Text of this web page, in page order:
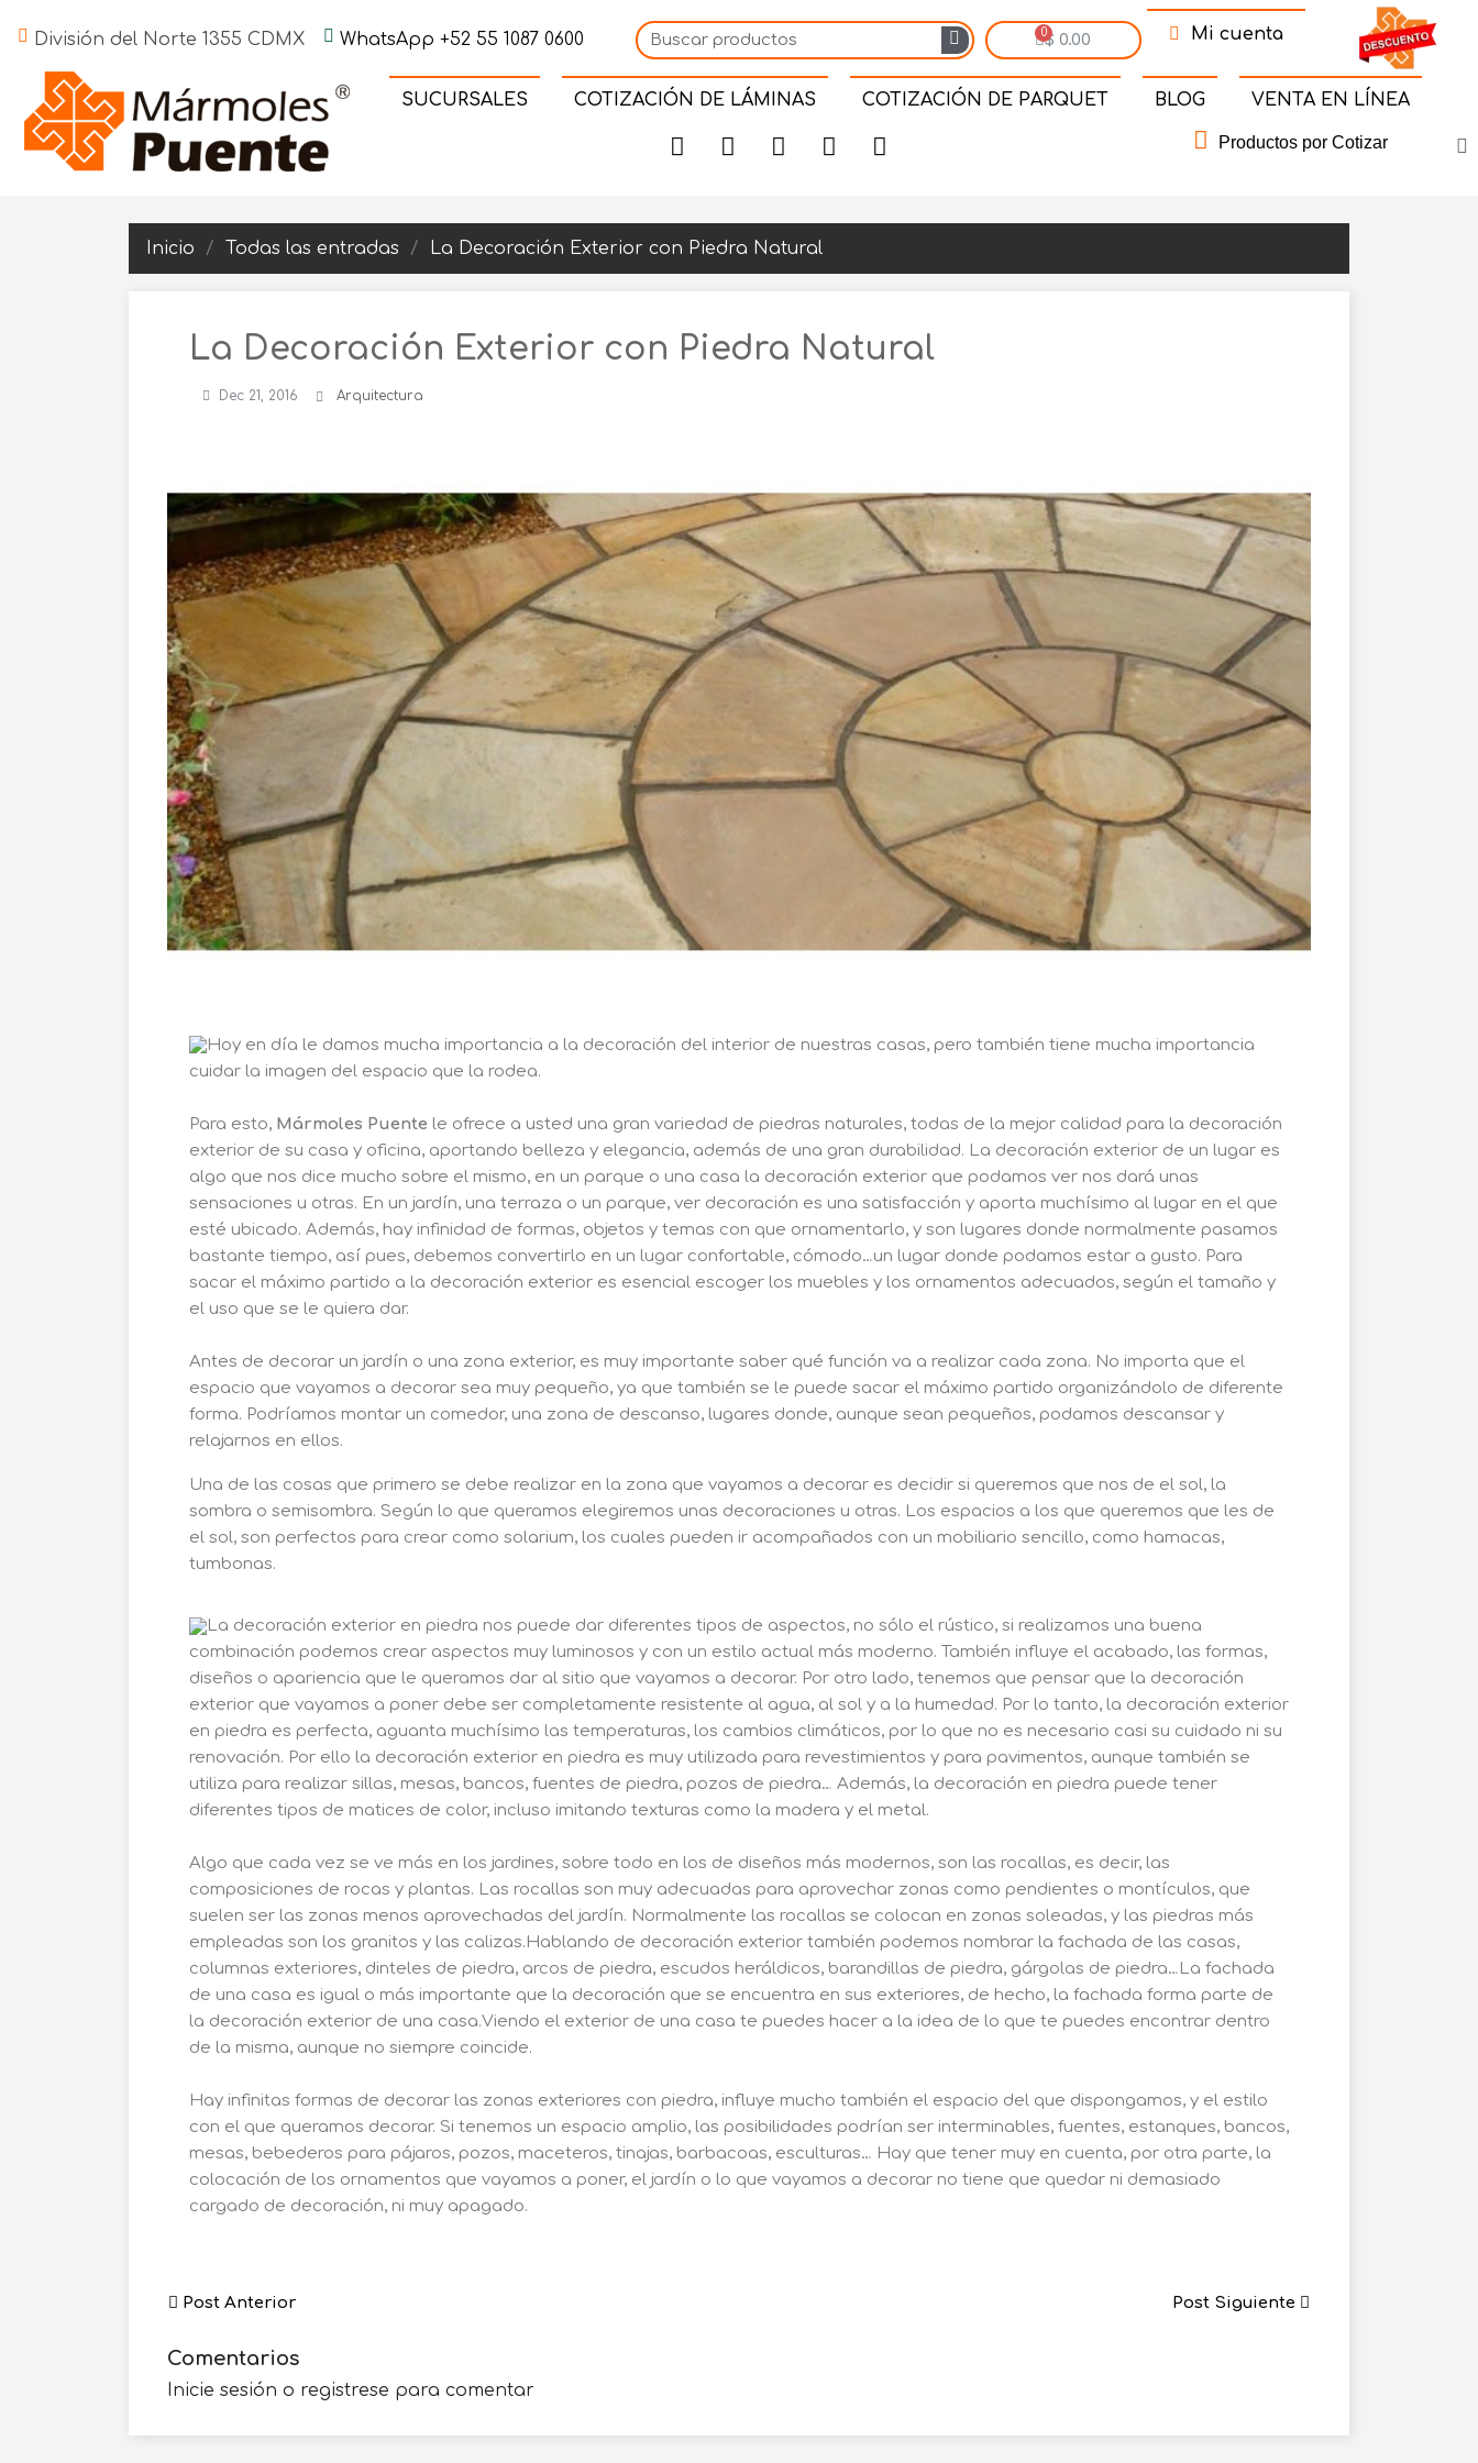
División del Norte 1355 CDMX WhatsApp +52 55 1087 0600 $ 0.00 Mi cuenta
SUCURSALES COTIZACIÓN DE LÁMINAS COTIZACIÓN DE PARQUET BLOG VENTA EN LÍNEA
Productos por Cotizar
Inicio Todas las entradas La Decoración Exterior con Piedra Natural
La Decoración Exterior con Piedra Natural
Dec 21, 2016 Arquitectura
Hoy en día le damos mucha importancia a la decoración del interior de nuestras casas, pero también tiene mucha importancia
cuidar la imagen del espacio que la rodea.
Para esto, Mármoles Puente le ofrece a usted una gran variedad de piedras naturales, todas de la mejor calidad para la decoración
exterior de su casa y oficina, aportando belleza y elegancia, además de una gran durabilidad. La decoración exterior de un lugar es
algo que nos dice mucho sobre el mismo, en un parque o una casa la decoración exterior que podamos ver nos dará unas
sensaciones u otras. En un jardín, una terraza o un parque, ver decoración es una satisfacción y aporta muchísimo al lugar en el que
esté ubicado. Además, hay infinidad de formas, objetos y temas con que ornamentarlo, y son lugares donde normalmente pasamos
bastante tiempo, así pues, debemos convertirlo en un lugar confortable, cómodo…un lugar donde podamos estar a gusto. Para
sacar el máximo partido a la decoración exterior es esencial escoger los muebles y los ornamentos adecuados, según el tamaño y
el uso que se le quiera dar.
Antes de decorar un jardín o una zona exterior, es muy importante saber qué función va a realizar cada zona. No importa que el
espacio que vayamos a decorar sea muy pequeño, ya que también se le puede sacar el máximo partido organizándolo de diferente
forma. Podríamos montar un comedor, una zona de descanso, lugares donde, aunque sean pequeños, podamos descansar y
relajarnos en ellos.
Una de las cosas que primero se debe realizar en la zona que vayamos a decorar es decidir si queremos que nos de el sol, la
sombra o semisombra. Según lo que queramos elegiremos unas decoraciones u otras. Los espacios a los que queremos que les de
el sol, son perfectos para crear como solarium, los cuales pueden ir acompañados con un mobiliario sencillo, como hamacas,
tumbonas.
La decoración exterior en piedra nos puede dar diferentes tipos de aspectos, no sólo el rústico, si realizamos una buena
combinación podemos crear aspectos muy luminosos y con un estilo actual más moderno. También influye el acabado, las formas,
diseños o apariencia que le queramos dar al sitio que vayamos a decorar. Por otro lado, tenemos que pensar que la decoración
exterior que vayamos a poner debe ser completamente resistente al agua, al sol y a la humedad. Por lo tanto, la decoración exterior
en piedra es perfecta, aguanta muchísimo las temperaturas, los cambios climáticos, por lo que no es necesario casi su cuidado ni su
renovación. Por ello la decoración exterior en piedra es muy utilizada para revestimientos y para pavimentos, aunque también se
utiliza para realizar sillas, mesas, bancos, fuentes de piedra, pozos de piedra… Además, la decoración en piedra puede tener
diferentes tipos de matices de color, incluso imitando texturas como la madera y el metal.
Algo que cada vez se ve más en los jardines, sobre todo en los de diseños más modernos, son las rocallas, es decir, las
composiciones de rocas y plantas. Las rocallas son muy adecuadas para aprovechar zonas como pendientes o montículos, que
suelen ser las zonas menos aprovechadas del jardín. Normalmente las rocallas se colocan en zonas soleadas, y las piedras más
empleadas son los granitos y las calizas.Hablando de decoración exterior también podemos nombrar la fachada de las casas,
columnas exteriores, dinteles de piedra, arcos de piedra, escudos heráldicos, barandillas de piedra, gárgolas de piedra…La fachada
de una casa es igual o más importante que la decoración que se encuentra en sus exteriores, de hecho, la fachada forma parte de
la decoración exterior de una casa.Viendo el exterior de una casa te puedes hacer a la idea de lo que te puedes encontrar dentro
de la misma, aunque no siempre coincide.
Hay infinitas formas de decorar las zonas exteriores con piedra, influye mucho también el espacio del que dispongamos, y el estilo
con el que queramos decorar. Si tenemos un espacio amplio, las posibilidades podrían ser interminables, fuentes, estanques, bancos,
mesas, bebederos para pájaros, pozos, maceteros, tinajas, barbacoas, esculturas… Hay que tener muy en cuenta, por otra parte, la
colocación de los ornamentos que vayamos a poner, el jardín o lo que vayamos a decorar no tiene que quedar ni demasiado
cargado de decoración, ni muy apagado.
Post Anterior Post Siguiente
Comentarios
Inicie sesión o registrese para comentar